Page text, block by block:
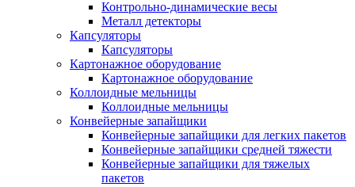
Контрольно-динамические весы
Металл детекторы
Капсуляторы
Капсуляторы
Картонажное оборудование
Картонажное оборудование
Коллоидные мельницы
Коллоидные мельницы
Конвейерные запайщики
Конвейерные запайщики для легких пакетов
Конвейерные запайщики средней тяжести
Конвейерные запайщики для тяжелых
пакетов